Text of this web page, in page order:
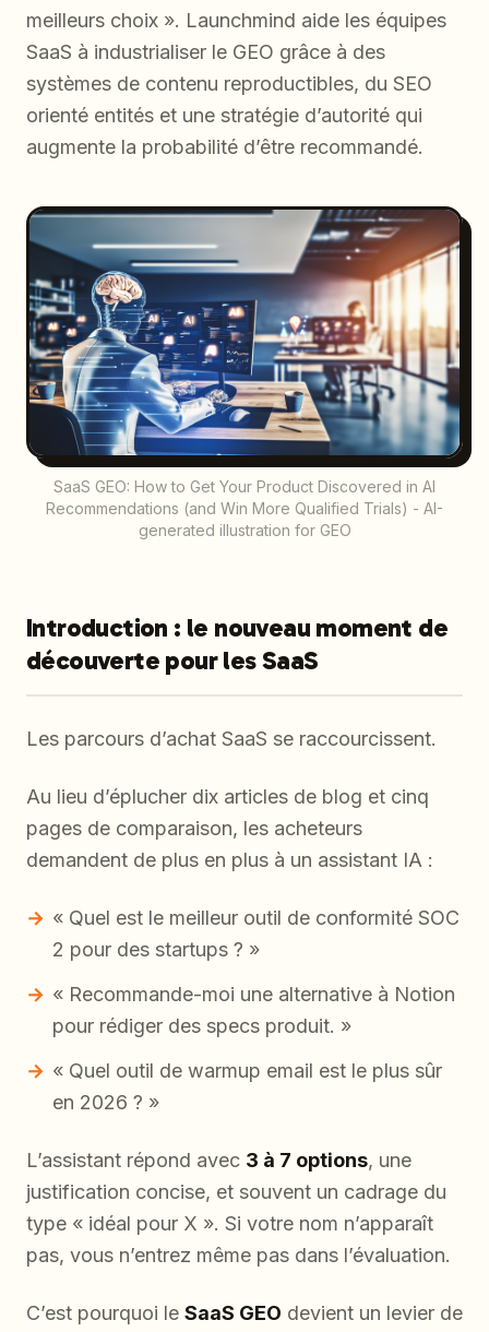
meilleurs choix ». Launchmind aide les équipes
SaaS à industrialiser le GEO grâce à des
systèmes de contenu reproductibles, du SEO
orienté entités et une stratégie d’autorité qui
augmente la probabilité d’être recommandé.
SaaS GEO: How to Get Your Product Discovered in AI
Recommendations (and Win More Qualified Trials) - AI-
generated illustration for GEO
Introduction : le nouveau moment de
découverte pour les SaaS
Les parcours d’achat SaaS se raccourcissent.
Au lieu d’éplucher dix articles de blog et cinq
pages de comparaison, les acheteurs
demandent de plus en plus à un assistant IA :
« Quel est le meilleur outil de conformité SOC
2 pour des startups ? »
« Recommande-moi une alternative à Notion
pour rédiger des specs produit. »
« Quel outil de warmup email est le plus sûr
en 2026 ? »
L’assistant répond avec 3 à 7 options, une
justification concise, et souvent un cadrage du
type « idéal pour X ». Si votre nom n’apparaît
pas, vous n’entrez même pas dans l’évaluation.
C’est pourquoi le SaaS GEO devient un levier de